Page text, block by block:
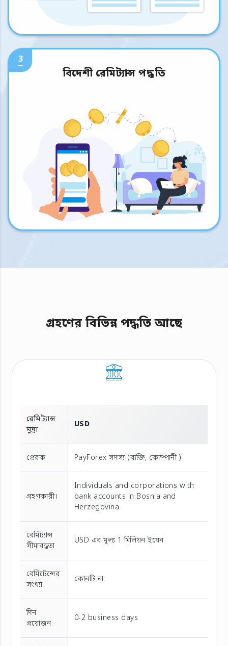
3
বিদেশী রেমিট্যান্স পদ্ধতি
গ্রহণের বিভিন্ন পদ্ধতি আছে
রেমিট্যান্স
মুদ্রা
USD
প্রেরক PayForex সদস্য (ব্যক্তি, কোম্পানী )
গ্রহণকারী।
Individuals and corporations with
bank accounts in Bosnia and
Herzegovina
রেমিট্যান্স
সীমাবদ্ধতা
USD এর মূল্য 1 মিলিয়ন ইয়েন
রেমিটেন্সের
সংখ্যা
কোনটি না
দিন
প্রয়োজন
0-2 business days